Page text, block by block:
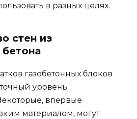
в разных целях.
стен из
газобетонных блоков
уровень
впервые
материалом, могут